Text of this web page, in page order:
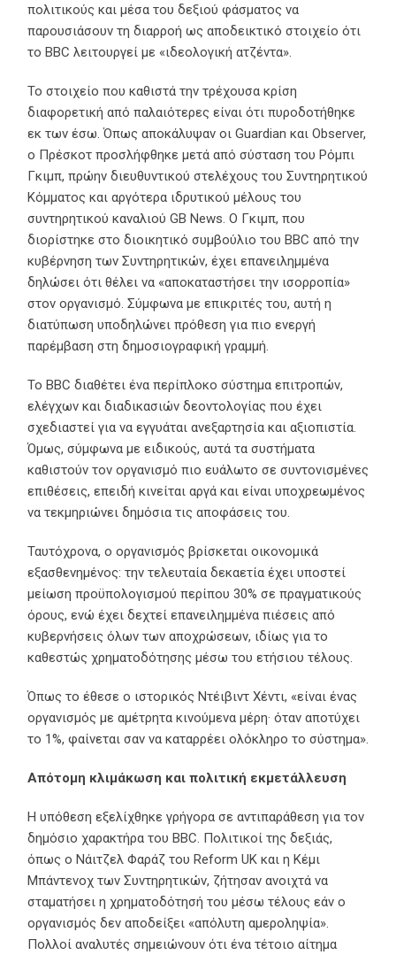
πολιτικούς και μέσα του δεξιού φάσματος να
παρουσιάσουν τη διαρροή ως αποδεικτικό στοιχείο ότι
το BBC λειτουργεί με «ιδεολογική ατζέντα».
Το στοιχείο που καθιστά την τρέχουσα κρίση
διαφορετική από παλαιότερες είναι ότι πυροδοτήθηκε
εκ των έσω. Όπως αποκάλυψαν οι Guardian και Observer,
ο Πρέσκοτ προσλήφθηκε μετά από σύσταση του Ρόμπι
Γκιμπ, πρώην διευθυντικού στελέχους του Συντηρητικού
Κόμματος και αργότερα ιδρυτικού μέλους του
συντηρητικού καναλιού GB News. Ο Γκιμπ, που
διορίστηκε στο διοικητικό συμβούλιο του BBC από την
κυβέρνηση των Συντηρητικών, έχει επανειλημμένα
δηλώσει ότι θέλει να «αποκαταστήσει την ισορροπία»
στον οργανισμό. Σύμφωνα με επικριτές του, αυτή η
διατύπωση υποδηλώνει πρόθεση για πιο ενεργή
παρέμβαση στη δημοσιογραφική γραμμή.
Το BBC διαθέτει ένα περίπλοκο σύστημα επιτροπών,
ελέγχων και διαδικασιών δεοντολογίας που έχει
σχεδιαστεί για να εγγυάται ανεξαρτησία και αξιοπιστία.
Όμως, σύμφωνα με ειδικούς, αυτά τα συστήματα
καθιστούν τον οργανισμό πιο ευάλωτο σε συντονισμένες
επιθέσεις, επειδή κινείται αργά και είναι υποχρεωμένος
να τεκμηριώνει δημόσια τις αποφάσεις του.
Ταυτόχρονα, ο οργανισμός βρίσκεται οικονομικά
εξασθενημένος: την τελευταία δεκαετία έχει υποστεί
μείωση προϋπολογισμού περίπου 30% σε πραγματικούς
όρους, ενώ έχει δεχτεί επανειλημμένα πιέσεις από
κυβερνήσεις όλων των αποχρώσεων, ιδίως για το
καθεστώς χρηματοδότησης μέσω του ετήσιου τέλους.
Όπως το έθεσε ο ιστορικός Ντέιβιντ Χέντι, «είναι ένας
οργανισμός με αμέτρητα κινούμενα μέρη· όταν αποτύχει
το 1%, φαίνεται σαν να καταρρέει ολόκληρο το σύστημα».
Απότομη κλιμάκωση και πολιτική εκμετάλλευση
Η υπόθεση εξελίχθηκε γρήγορα σε αντιπαράθεση για τον
δημόσιο χαρακτήρα του BBC. Πολιτικοί της δεξιάς,
όπως ο Νάιτζελ Φαράζ του Reform UK και η Κέμι
Μπάντενοχ των Συντηρητικών, ζήτησαν ανοιχτά να
σταματήσει η χρηματοδότησή του μέσω τέλους εάν ο
οργανισμός δεν αποδείξει «απόλυτη αμεροληψία».
Πολλοί αναλυτές σημειώνουν ότι ένα τέτοιο αίτημα